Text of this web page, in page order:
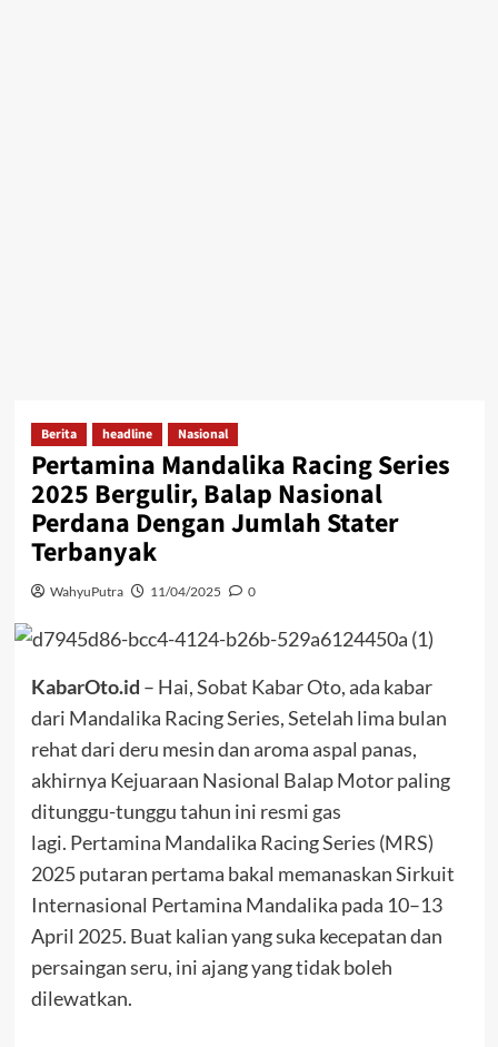
Berita headline Nasional
Pertamina Mandalika Racing Series
2025 Bergulir, Balap Nasional
Perdana Dengan Jumlah Stater
Terbanyak
WahyuPutra 11/04/2025 0
KabarOto.id – Hai, Sobat Kabar Oto, ada kabar
dari Mandalika Racing Series, Setelah lima bulan
rehat dari deru mesin dan aroma aspal panas,
akhirnya Kejuaraan Nasional Balap Motor paling
ditunggu-tunggu tahun ini resmi gas
lagi. Pertamina Mandalika Racing Series (MRS)
2025 putaran pertama bakal memanaskan Sirkuit
Internasional Pertamina Mandalika pada 10–13
April 2025. Buat kalian yang suka kecepatan dan
persaingan seru, ini ajang yang tidak boleh
dilewatkan.